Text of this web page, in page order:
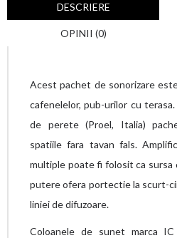
DESCRIERE
OPINII (0)
Acest pachet de sonorizare
cafenelelor, pub-urilor cu
de perete (Proel, Italia)
spatiile fara tavan fals.
multiple poate fi folosit ca sursa
putereofera portectie la scurt-
liniei de difuzoare.
Coloanele de sunet marca